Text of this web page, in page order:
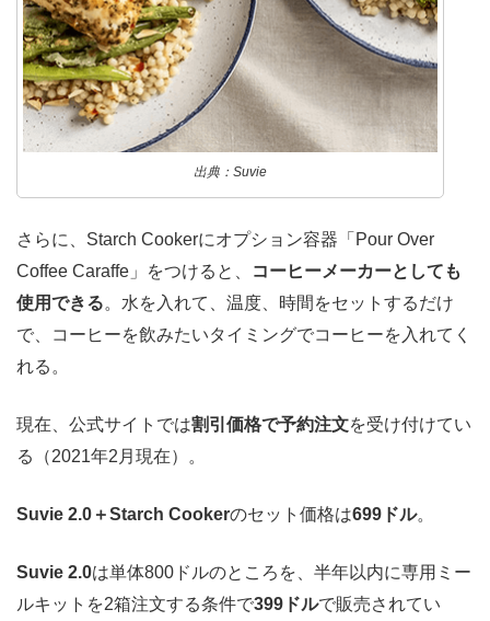
出典：Suvie
さらに、Starch Cookerにオプション容器「Pour Over
Coffee Caraffe」をつけると、
コーヒーメーカーとしても
使用できる。水を入れて、温度、時間をセットするだけ
で、コーヒーを飲みたいタイミングでコーヒーを入れてく
れる。
現在、公式サイトでは割引価格で予約注文を受け付けてい
る（2021年2月現在）。
Suvie 2.0＋Starch Cookerのセット価格は699ドル。
Suvie 2.0は単体800ドルのところを、半年以内に専用ミー
ルキットを2箱注文する条件で399ドルで販売されてい